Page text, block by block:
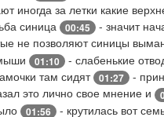
иногда за летки какие
синица 00:45 - значит
не позволяют синицы
01:10 - слабенькие
там сидят 01:27 -
это лично свое мнение и
01:56 - крутилась вот